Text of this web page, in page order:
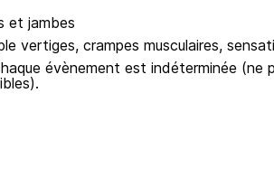
et jambes
vertiges, crampes musculaires,
évènement est indéterminée (ne